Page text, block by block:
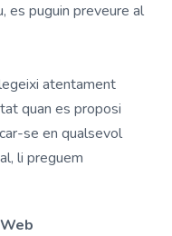
es puguin preveure al
atentament
quan es proposi
se en qualsevol
li preguem